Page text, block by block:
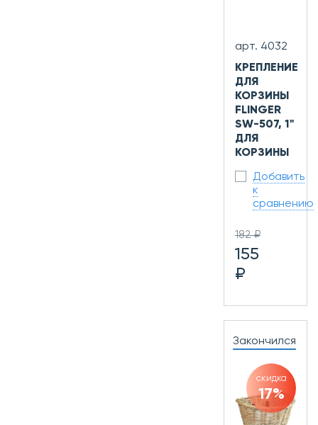
арт. 4032
КРЕПЛЕНИЕ
ДЛЯ
КОРЗИНЫ
FLINGER
SW-507, 1"
ДЛЯ
КОРЗИНЫ
Добавить
к
сравнению
182 ₽
155
₽
Закончился
скидка
17%